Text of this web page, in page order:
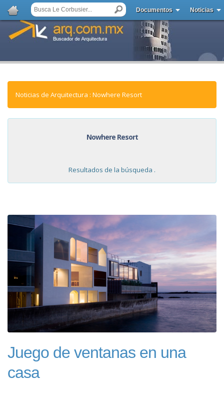
Documentos Noticias
Noticias de Arquitectura : Nowhere Resort
Nowhere Resort
Resultados de la búsqueda .
Juego de ventanas en una
casa